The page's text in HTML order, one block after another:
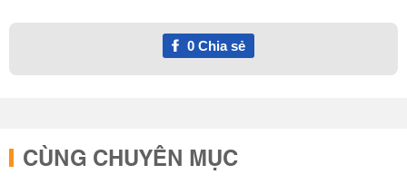
0Chia sẻ
CÙNG CHUYÊN MỤC